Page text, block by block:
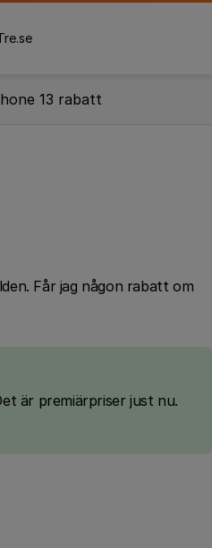
13 rabatt
Får jag någon rabatt om
är premiärpriser just nu.